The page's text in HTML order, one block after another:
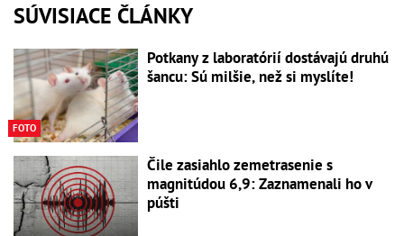
SÚVISIACE ČLÁNKY
FOTO
Potkany z laboratórií dostávajú druhú
šancu: Sú milšie, než si myslíte!
Čile zasiahlo zemetrasenie s
magnitúdou 6,9: Zaznamenali ho v
púšti